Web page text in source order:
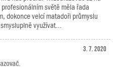
světě měla řada
dokonce velcí matadoři průmyslu
využívat...
3. 7. 2020